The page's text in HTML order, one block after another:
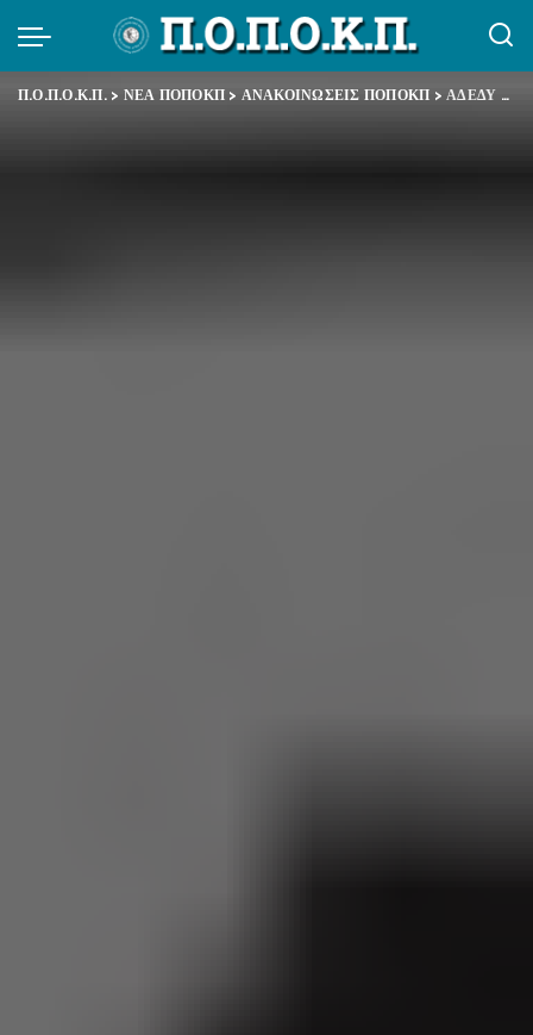
Π.Ο.Π.Ο.Κ.Π.> ΝΕΑ ΠΟΠΟΚΠ > ΑΝΑΚΟΙΝΩΣΕΙΣ ΠΟΠΟΚΠ >ΑΔΕΔΥ – Δελτίο Τύπου – Συμμετοχή όλων των εργαζόμενων στις Δημόσιες Υπηρεσίες στην απεργία των εκπαιδευτικών